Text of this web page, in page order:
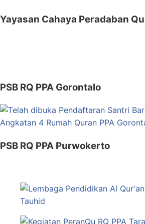
Yayasan Cahaya Peradaban
PSB RQ PPA Gorontalo
PSB RQ PPA Purwokerto